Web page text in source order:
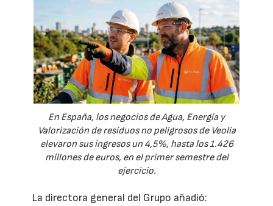
En España, los negocios de Agua, Energía y
Valorización de residuos no peligrosos de Veolia
elevaron sus ingresos un 4,5%, hasta los 1.426
millones de euros, en el primer semestre del
ejercicio.
La directora general del Grupo añadió: